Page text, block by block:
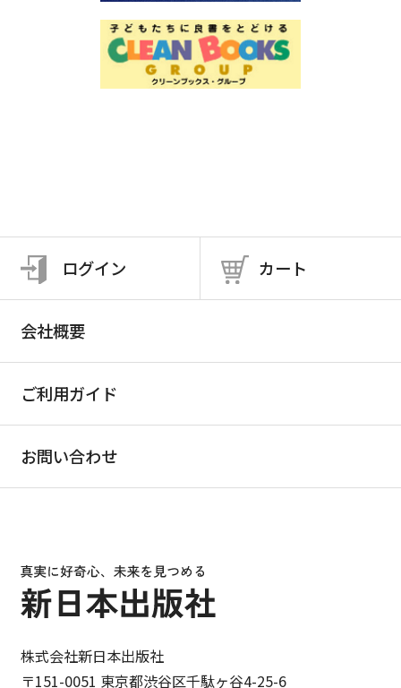
株式会社新日本出版社
〒151-0051 東京都渋谷区千駄ヶ谷4-25-6
ログイン カート
会社概要
ご利用ガイド
お問い合わせ